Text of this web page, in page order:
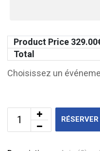
Product Price 329.00
Total
Choisissez un
RÉSERVER